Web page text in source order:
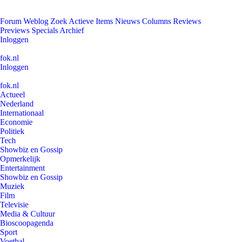
Forum Weblog Zoek Actieve Items Nieuws Columns Reviews
Previews Specials Archief
Inloggen
fok.nl
Inloggen
fok.nl
Actueel
Nederland
Internationaal
Economie
Politiek
Tech
Showbiz en Gossip
Opmerkelijk
Entertainment
Showbiz en Gossip
Muziek
Film
Televisie
Media & Cultuur
Bioscoopagenda
Sport